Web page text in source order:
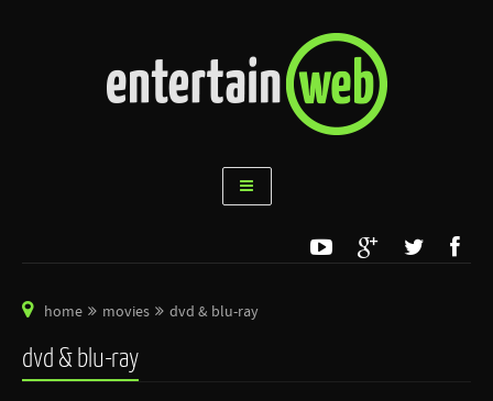
home movies dvd & blu-ray
dvd & blu-ray